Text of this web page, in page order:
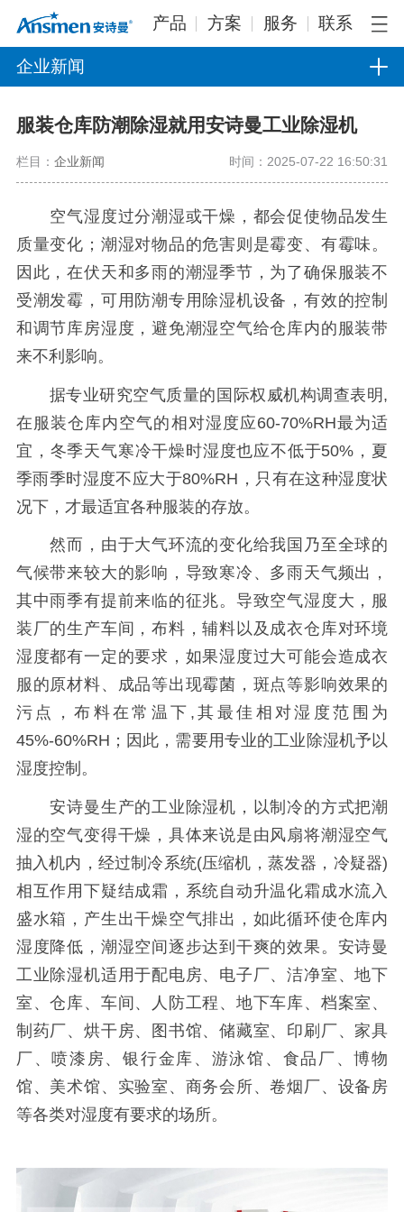
产品 方案 服务 联系
企业新闻
服装仓库防潮除湿就用安诗曼工业除湿机
栏目： 企业新闻 时间：2025-07-22 16:50:31
空气湿度过分潮湿或干燥，都会促使物品发生
质量变化；潮湿对物品的危害则是霉变、有霉味。
因此，在伏天和多雨的潮湿季节，为了确保服装不
受潮发霉，可用防潮专用除湿机设备，有效的控制
和调节库房湿度，避免潮湿空气给仓库内的服装带
来不利影响。
据专业研究空气质量的国际权威机构调查表明,
在服装仓库内空气的相对湿度应60-70%RH最为适
宜，冬季天气寒冷干燥时湿度也应不低于50%，夏
季雨季时湿度不应大于80%RH，只有在这种湿度状
况下，才最适宜各种服装的存放。
然而，由于大气环流的变化给我国乃至全球的
气候带来较大的影响，导致寒冷、多雨天气频出，
其中雨季有提前来临的征兆。导致空气湿度大，服
装厂的生产车间，布料，辅料以及成衣仓库对环境
湿度都有一定的要求，如果湿度过大可能会造成衣
服的原材料、成品等出现霉菌，斑点等影响效果的
污点，布料在常温下,其最佳相对湿度范围为
45%-60%RH；因此，需要用专业的工业除湿机予以
湿度控制。
安诗曼生产的工业除湿机，以制冷的方式把潮
湿的空气变得干燥，具体来说是由风扇将潮湿空气
抽入机内，经过制冷系统(压缩机，蒸发器，冷疑器)
相互作用下疑结成霜，系统自动升温化霜成水流入
盛水箱，产生出干燥空气排出，如此循环使仓库内
湿度降低，潮湿空间逐步达到干爽的效果。安诗曼
工业除湿机适用于配电房、电子厂、洁净室、地下
室、仓库、车间、人防工程、地下车库、档案室、
制药厂、烘干房、图书馆、储藏室、印刷厂、家具
厂、喷漆房、银行金库、游泳馆、食品厂、博物
馆、美术馆、实验室、商务会所、卷烟厂、设备房
等各类对湿度有要求的场所。